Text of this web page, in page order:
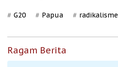
G20 Papua radikalisme
Ragam Berita